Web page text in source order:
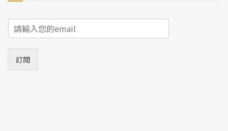
E
m
*
訂閱